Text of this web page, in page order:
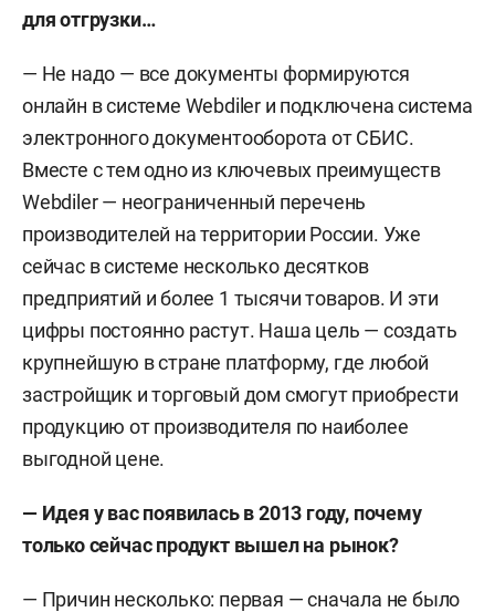
для отгрузки…
— Не надо — все документы формируются
онлайн в системе Webdiler и подключена система
электронного документооборота от СБИС.
Вместе с тем одно из ключевых преимуществ
Webdiler — неограниченный перечень
производителей на территории России. Уже
сейчас в системе несколько десятков
предприятий и более 1 тысячи товаров. И эти
цифры постоянно растут. Наша цель — создать
крупнейшую в стране платформу, где любой
застройщик и торговый дом смогут приобрести
продукцию от производителя по наиболее
выгодной цене.
— Идея у вас появилась в 2013 году, почему
только сейчас продукт вышел на рынок?
— Причин несколько: первая — сначала не было